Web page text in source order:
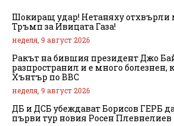
Шокиращ удар! Нетаняху
Тръмп за Ивицата Газа!
неделя, 9 август 2026
Ракът на бившия президент Джо
разпространил и е много болезнен,
Хънтър по BBC
неделя, 9 август 2026
ДБ и ДСБ убеждават Борисов ГЕРБ
първи тур новия Росен